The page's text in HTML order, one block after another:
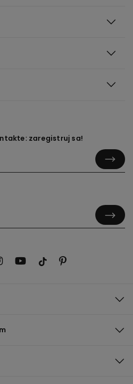
zaregistruj sa!